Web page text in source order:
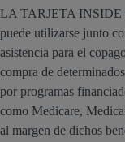
LA TARJETA INSIDE
puede utilizarse junto
asistencia para el
compra de
por programas
como Medicare,
al margen de dichos